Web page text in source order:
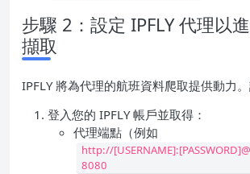
步驟 2：設定 IPFLY 代理以
擷取
IPFLY 將為代理的航班資料爬取提供動力
登入您的 IPFLY 帳戶並取得：
代理端點（例如
http://
8080